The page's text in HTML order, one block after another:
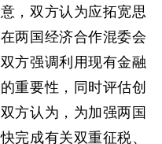
，双方认为应拓宽思
两国经济合作混委会
方强调利用现有金融
重要性，同时评估创
方认为，为加强两国
完成有关双重征税、